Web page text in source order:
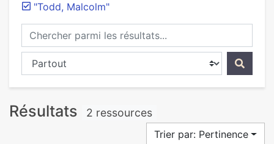
"Todd, Malcolm"
Chercher parmi les résultats...
Chercher dans...
Résultats 2 ressources
Trier par: Pertinence